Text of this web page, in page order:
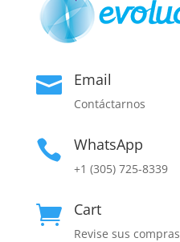
 Email
Contáctarnos
 WhatsApp
+1 (305) 725-8339
 Cart
Revise sus compras